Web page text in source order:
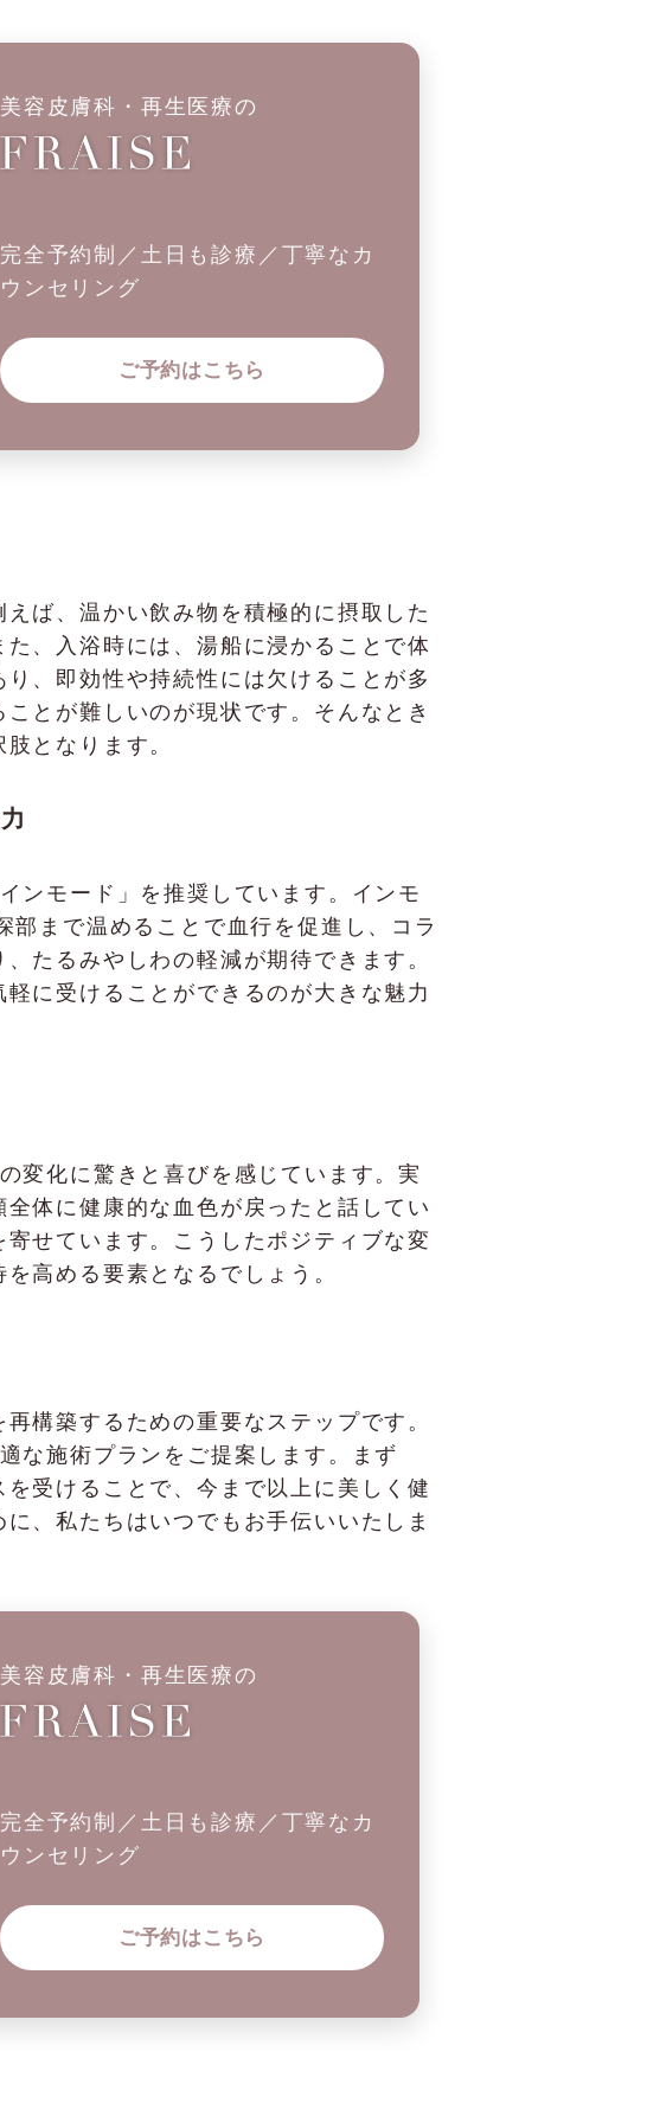
美容皮膚科・再生医療の
完全予約制／土日も診療／丁寧なカ
ウンセリング
ご予約はこちら
ば、温かい飲み物を積極的に摂取した
、入浴時には、湯船に浸かることで体
、即効性や持続性には欠けることが多
とが難しいのが現状です。そんなとき
となります。
ンモード」を推奨しています。インモ
まで温めることで血行を促進し、コラ
たるみやしわの軽減が期待できます。
に受けることができるのが大きな魅力
変化に驚きと喜びを感じています。実
体に健康的な血色が戻ったと話してい
せています。こうしたポジティブな変
高める要素となるでしょう。
構築するための重要なステップです。
な施術プランをご提案します。まず
受けることで、今まで以上に美しく健
、私たちはいつでもお手伝いいたしま
美容皮膚科・再生医療の
完全予約制／土日も診療／丁寧なカ
ウンセリング
ご予約はこちら